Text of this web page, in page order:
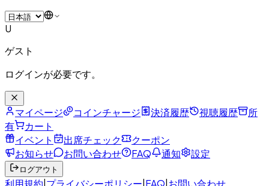
U
ゲスト
ログインが必要です。
マイページ コインチャージ 決済履歴 視聴履歴
所
有
カート
イベント
出席チェック
クーポン
お知らせ
お問い合わせ FAQ 通知 設定
ログアウト